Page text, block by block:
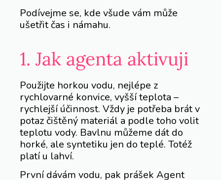
Podívejme se, kde všude vám může
ušetřit čas i námahu.
1. Jak agenta aktivuji
Použijte horkou vodu, nejlépe z
rychlovarné konvice, vyšší teplota –
rychlejší účinnost. Vždy je potřeba brát v
potaz čištěný materiál a podle toho volit
teplotu vody. Bavlnu můžeme dát do
horké, ale syntetiku jen do teplé. Totéž
platí u lahví.
První dávám vodu, pak prášek Agent